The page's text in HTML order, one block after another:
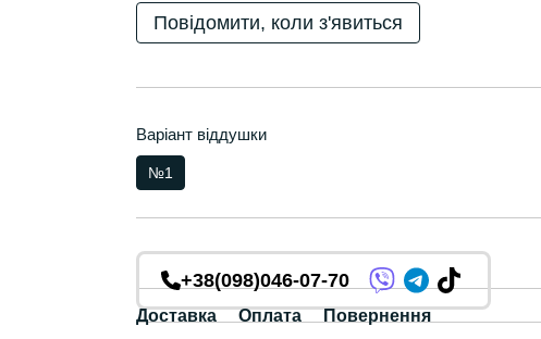
Повідомити, коли з'явиться
Варіант віддушки
№1
+38(098)046-07-70
Доставка Оплата
Повернення